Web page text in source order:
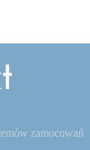
zamocowań